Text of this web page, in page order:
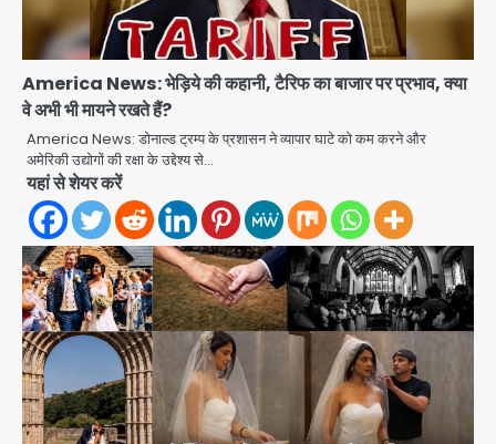
America News: भेड़िये की कहानी, टैरिफ का बाजार पर प्रभाव, क्या
वे अभी भी मायने रखते हैं?
America News: डोनाल्ड ट्रम्प के प्रशासन ने व्यापार घाटे को कम करने और
अमेरिकी उद्योगों की रक्षा के उद्देश्य से…
यहां से शेयर करें
2
Green Arch Society: सेविअर ग्रीन
आर्च में दूषित पानी में मिला ई-कोलाई, अथॉरिटी
ने शुरू की सैंपलिंग जांच
jai hind janab
3
थाईलैंड के स्कूल में गोलीबारी, 3 छात्रों समेत 6
लोगों की मौत; 15 घायल
Team JHJ